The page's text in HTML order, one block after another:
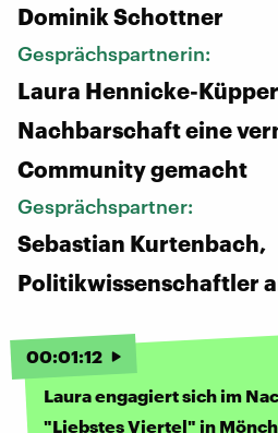
Dominik Schottner
Gesprächspartnerin:
Laura Hennicke-
Nachbarschaft eine
Community gemacht
Gesprächspartner:
Sebastian Kurtenbach,
Politikwissenschaftler
00:01:12
Laura engagiert sich im
"Liebstes Viertel" in